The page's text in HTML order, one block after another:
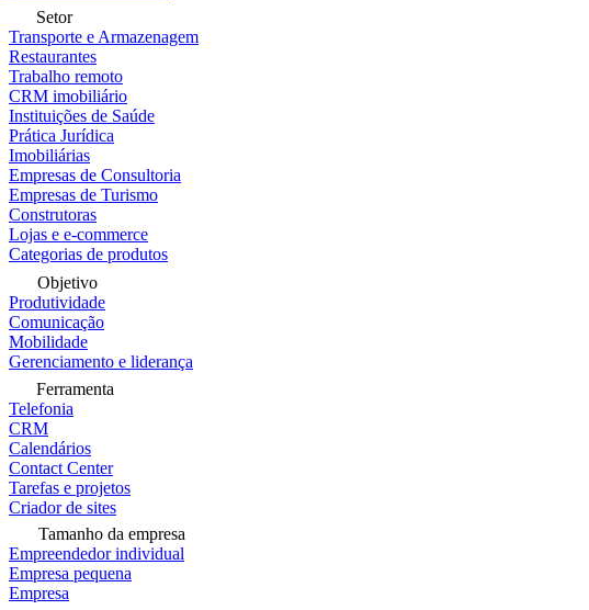
Setor
Transporte e Armazenagem
Restaurantes
Trabalho remoto
CRM imobiliário
Instituições de Saúde
Prática Jurídica
Imobiliárias
Empresas de Consultoria
Empresas de Turismo
Construtoras
Lojas e e-commerce
Categorias de produtos
Objetivo
Produtividade
Comunicação
Mobilidade
Gerenciamento e liderança
Ferramenta
Telefonia
CRM
Calendários
Contact Center
Tarefas e projetos
Criador de sites
Tamanho da empresa
Empreendedor individual
Empresa pequena
Empresa